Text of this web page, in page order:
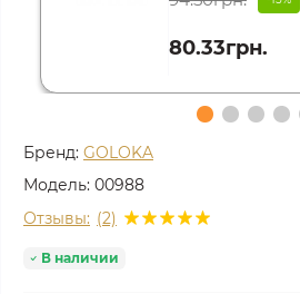
80.33грн.
Бренд: GOLOKA
Модель: 00988
Отзывы: (2)
В наличии